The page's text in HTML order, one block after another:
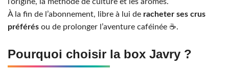
l’origine, la méthode de culture et les arômes.
À la fin de l’abonnement, libre à lui de racheter ses crus
préférés ou de prolonger l’aventure caféinée ☕️.
Pourquoi choisir la box Javry ?